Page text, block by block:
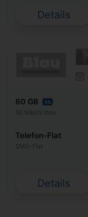
Details
60 GB 5G
50 Mbit/s max.
Telefon-Flat
SMS-Flat
Details